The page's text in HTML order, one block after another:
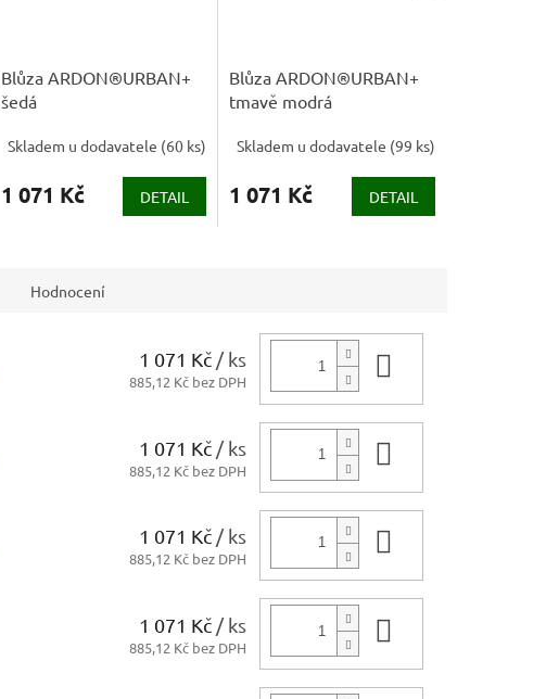
Blůza ARDON®URBAN+
šedá
Skladem u dodavatele (60 ks)
1 071 Kč DETAIL
Blůza ARDON®URBAN+
tmavě modrá
Skladem u dodavatele (99 ks)
1 071 Kč DETAIL
Hodnocení
1 071 Kč / ks
885,12 Kč bez DPH
1 071 Kč / ks
885,12 Kč bez DPH
1 071 Kč / ks
885,12 Kč bez DPH
1 071 Kč / ks
885,12 Kč bez DPH